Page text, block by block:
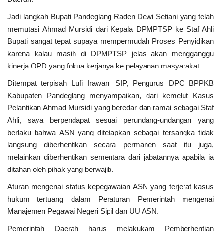
Jadi langkah Bupati Pandeglang Raden Dewi Setiani yang telah
memutasi Ahmad Mursidi dari Kepala DPMPTSP ke Staf Ahli
Bupati sangat tepat supaya mempermudah Proses Penyidikan
karena kalau masih di DPMPTSP jelas akan mengganggu
kinerja OPD yang fokua kerjanya ke pelayanan masyarakat.
Ditempat terpisah Lufi Irawan, SIP, Pengurus DPC BPPKB
Kabupaten Pandeglang menyampaikan, dari kemelut Kasus
Pelantikan Ahmad Mursidi yang beredar dan ramai sebagai Staf
Ahli, saya berpendapat sesuai perundang-undangan yang
berlaku bahwa ASN yang ditetapkan sebagai tersangka tidak
langsung diberhentikan secara permanen saat itu juga,
melainkan diberhentikan sementara dari jabatannya apabila ia
ditahan oleh pihak yang berwajib.
Aturan mengenai status kepegawaian ASN yang terjerat kasus
hukum tertuang dalam Peraturan Pemerintah mengenai
Manajemen Pegawai Negeri Sipil dan UU ASN.
Pemerintah Daerah harus melakukam Pemberhentian